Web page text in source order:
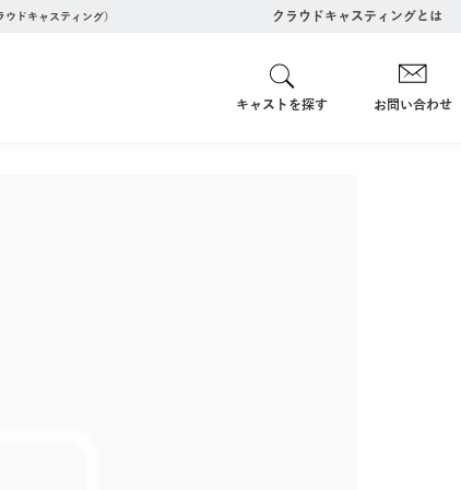
ドキャスティング） クラウドキャスティングとは
キャストを探す お問い合わせ